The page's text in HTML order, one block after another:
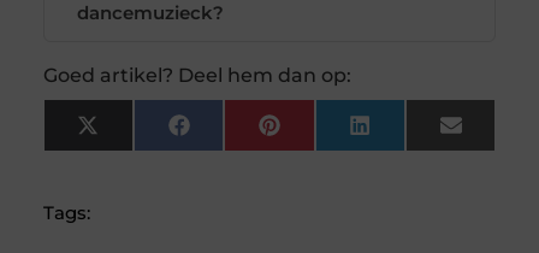
dancemuzieck?
Goed artikel? Deel hem dan op:
X
(Twitter)
FacebookPinterest LinkedIn Email
Tags: